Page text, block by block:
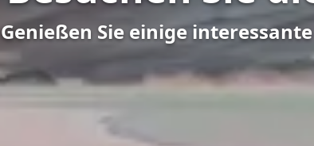
Genießen Sie einige